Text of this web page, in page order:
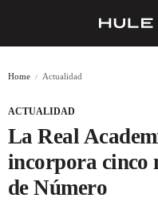
BARRAS Y ESTRELLAS
DÓNDE COMER
Home Actualidad
ACTUALIDAD
La Real
incorpora cinco
de Número